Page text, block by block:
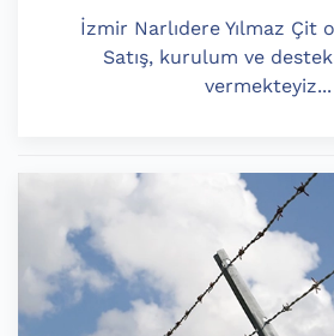
İzmir Narlıdere Yılmaz Çit
Satış, kurulum ve
vermekteyiz...